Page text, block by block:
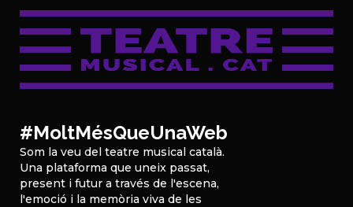
#MoltMésQueUnaWeb
Som la veu del teatre musical català.
Una plataforma que uneix passat,
present i futur a través de l'escena,
l'emoció i la memòria viva de les